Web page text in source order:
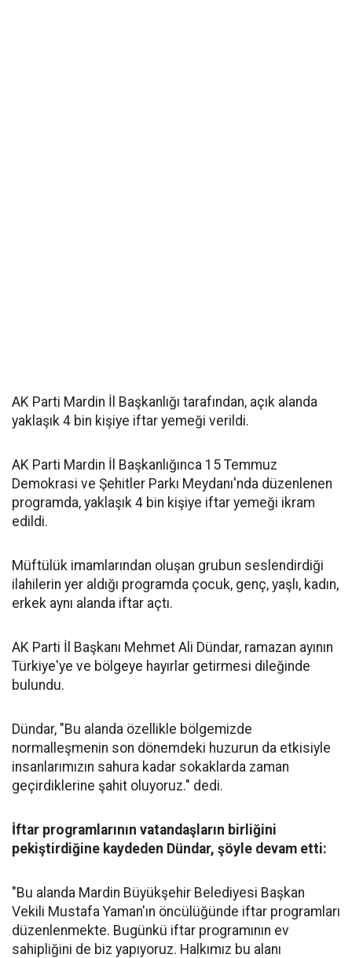
AK Parti Mardin İl Başkanlığı tarafından, açık alanda
yaklaşık 4 bin kişiye iftar yemeği verildi.
AK Parti Mardin İl Başkanlığınca 15 Temmuz
Demokrasi ve Şehitler Parkı Meydanı'nda düzenlenen
programda, yaklaşık 4 bin kişiye iftar yemeği ikram
edildi.
Müftülük imamlarından oluşan grubun seslendirdiği
ilahilerin yer aldığı programda çocuk, genç, yaşlı, kadın,
erkek aynı alanda iftar açtı.
AK Parti İl Başkanı Mehmet Ali Dündar, ramazan ayının
Türkiye'ye ve bölgeye hayırlar getirmesi dileğinde
bulundu.
Dündar, "Bu alanda özellikle bölgemizde
normalleşmenin son dönemdeki huzurun da etkisiyle
insanlarımızın sahura kadar sokaklarda zaman
geçirdiklerine şahit oluyoruz." dedi.
İftar programlarının vatandaşların birliğini
pekiştirdiğine kaydeden Dündar, şöyle devam etti:
"Bu alanda Mardin Büyükşehir Belediyesi Başkan
Vekili Mustafa Yaman'ın öncülüğünde iftar programları
düzenlenmekte. Bugünkü iftar programının ev
sahipliğini de biz yapıyoruz. Halkımız bu alanı